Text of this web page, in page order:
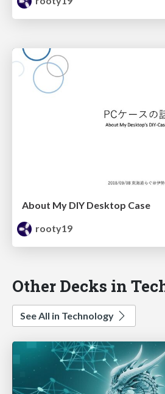
About My DIY Desktop Case
rooty19
Other Decks in
See All in Technology